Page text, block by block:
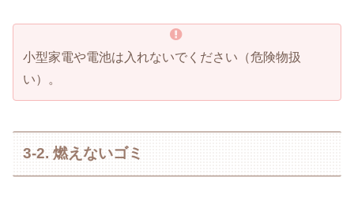
小型家電や電池は入れないでください（危険物扱
い）。
3-2. 燃えないゴミ